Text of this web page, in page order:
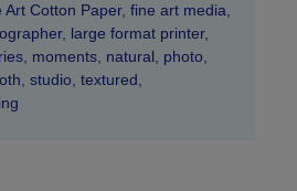
Art Cotton Paper, fine art media
, large format printer,
moments natural photo
studio textured